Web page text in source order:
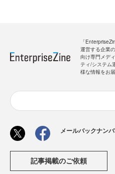
「
運営する企業
向け専門メデ
ティ/システム
様な情報をお
メールバックナン
記事掲載のご依頼